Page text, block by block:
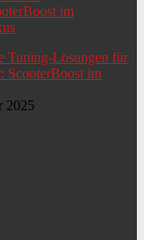
Tuning-Lösungen für
ScooterBoost im
2025